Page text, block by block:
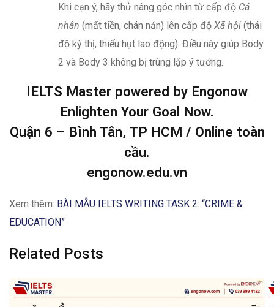
Khi cạn ý, hãy thử nâng góc nhìn từ cấp độ Cá
nhân (mất tiền, chán nản) lên cấp độ Xã hội (thái
độ kỳ thị, thiếu hụt lao động). Điều này giúp Body
2 và Body 3 không bị trùng lặp ý tưởng.
IELTS Master powered by Engonow
Enlighten Your Goal Now.
Quận 6 – Bình Tân, TP HCM / Online toàn
cầu.
engonow.edu.vn
Xem thêm: BÀI MẪU IELTS WRITING TASK 2: “CRIME &
EDUCATION”
Related Posts